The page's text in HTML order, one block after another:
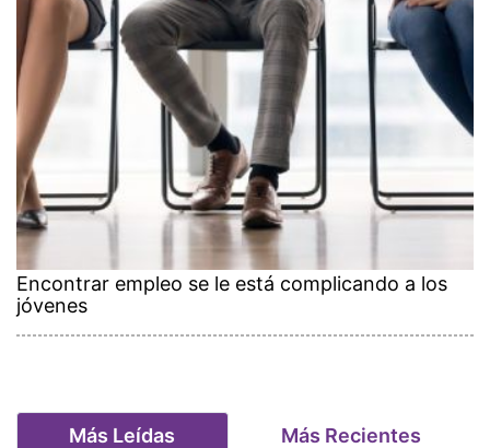
Encontrar empleo se le está complicando a los
jóvenes
Más Leídas Más Recientes